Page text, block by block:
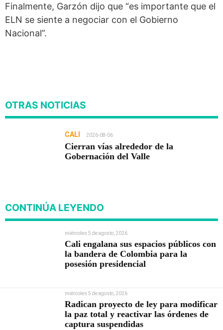
Finalmente, Garzón dijo que “es importante que el
ELN se siente a negociar con el Gobierno
Nacional”.
OTRAS NOTICIAS
CALI 2026-08-06
Cierran vías alrededor de la
Gobernación del Valle
CONTINÚA LEYENDO
miércoles 5 de agosto, 2026
Cali engalana sus espacios públicos con
la bandera de Colombia para la
posesión presidencial
miércoles 5 de agosto, 2026
Radican proyecto de ley para modificar
la paz total y reactivar las órdenes de
captura suspendidas